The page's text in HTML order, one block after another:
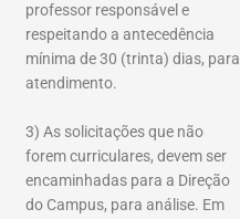
professor responsável e
respeitando a antecedência
mínima de 30 (trinta) dias, para
atendimento.
3) As solicitações que não
forem curriculares, devem ser
encaminhadas para a Direção
do Campus, para análise. Em